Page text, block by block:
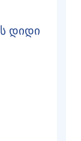
დიდი